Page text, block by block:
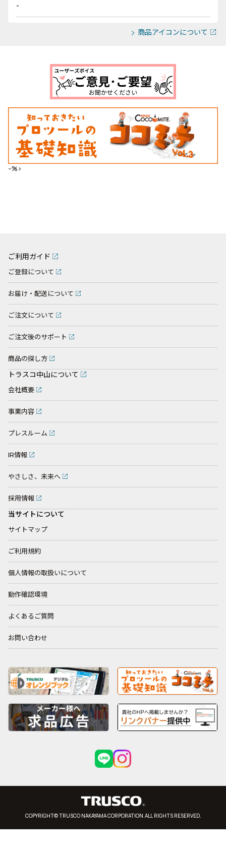
-
商品アイコンについて
--%>
ご利用ガイド
ご登録について
お届け・配送について
ご注文について
ご注文後のサポート
商品の探し方
トラスコ中山について
会社概要
事業内容
プレスルーム
IR情報
やさしさ、未来へ
採用情報
当サイトについて
サイトマップ
ご利用規約
個人情報の取扱いについて
動作確認環境
よくあるご質問
お問い合わせ
COPYRIGHT© TRUSCO NAKAYAMA CORPORATION.ALL RIGHTS RESERVED.